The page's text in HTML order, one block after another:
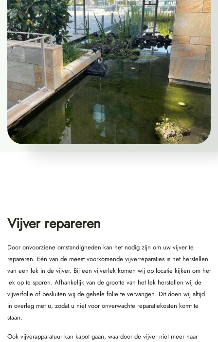
Vijver repareren
Door onvoorziene omstandigheden kan het nodig zijn om uw vijver te
repareren. Eén van de meest voorkomende vijverreparaties is het herstellen
van een lek in de vijver. Bij een vijverlek komen wij op locatie kijken om het
lek op te sporen. Afhankelijk van de grootte van het lek herstellen wij de
vijverfolie of besluiten wij de gehele folie te vervangen. Dit doen wij altijd
in overleg met u, zodat u niet voor onverwachte reparatiekosten komt te
staan.
Ook vijverapparatuur kan kapot gaan, waardoor de vijver niet meer naar